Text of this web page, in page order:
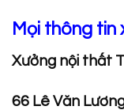
Mọi thông tin
Xưởng nội thất
66 Lê Văn